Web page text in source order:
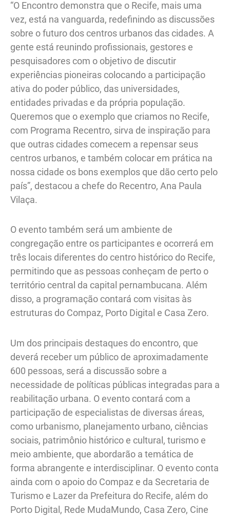
“O Encontro demonstra que o Recife, mais uma
vez, está na vanguarda, redefinindo as discussões
sobre o futuro dos centros urbanos das cidades. A
gente está reunindo profissionais, gestores e
pesquisadores com o objetivo de discutir
experiências pioneiras colocando a participação
ativa do poder público, das universidades,
entidades privadas e da própria população.
Queremos que o exemplo que criamos no Recife,
com Programa Recentro, sirva de inspiração para
que outras cidades comecem a repensar seus
centros urbanos, e também colocar em prática na
nossa cidade os bons exemplos que dão certo pelo
país”, destacou a chefe do Recentro, Ana Paula
Vilaça.
O evento também será um ambiente de
congregação entre os participantes e ocorrerá em
três locais diferentes do centro histórico do Recife,
permitindo que as pessoas conheçam de perto o
território central da capital pernambucana. Além
disso, a programação contará com visitas às
estruturas do Compaz, Porto Digital e Casa Zero.
Um dos principais destaques do encontro, que
deverá receber um público de aproximadamente
600 pessoas, será a discussão sobre a
necessidade de políticas públicas integradas para a
reabilitação urbana. O evento contará com a
participação de especialistas de diversas áreas,
como urbanismo, planejamento urbano, ciências
sociais, patrimônio histórico e cultural, turismo e
meio ambiente, que abordarão a temática de
forma abrangente e interdisciplinar. O evento conta
ainda com o apoio do Compaz e da Secretaria de
Turismo e Lazer da Prefeitura do Recife, além do
Porto Digital, Rede MudaMundo, Casa Zero, Cine